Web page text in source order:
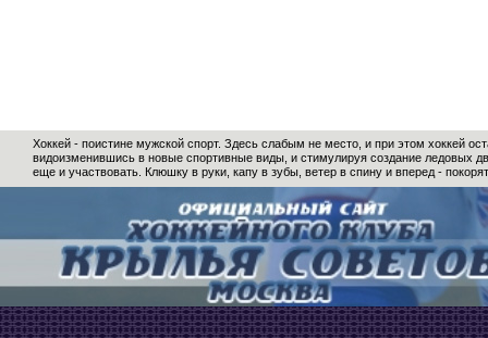
Хоккей - поистине мужской спорт. Здесь слабым не место, и при этом хоккей
видоизменившись в новые спортивные виды, и стимулируя создание ледовых
еще и участвовать. Клюшку в руки, капу в зубы, ветер в спину и вперед -